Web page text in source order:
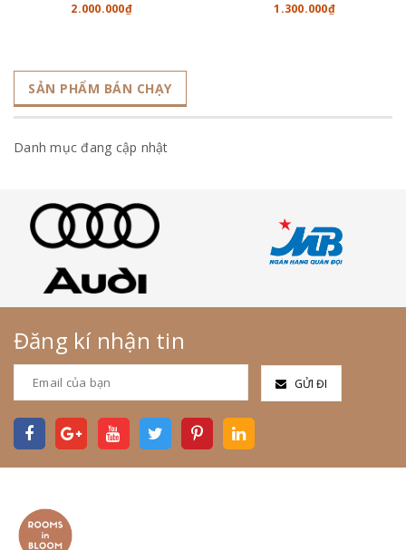
2.000.000₫ 1.300.000₫
SẢN PHẨM BÁN CHẠY
Danh mục đang cập nhật
Đăng kí nhận tin
GỬI ĐI